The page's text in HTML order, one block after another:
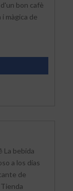
bon cafè
màgica de
La bebida
a los días
de